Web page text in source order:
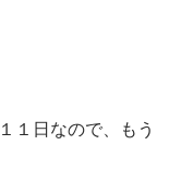
１日なので、もう